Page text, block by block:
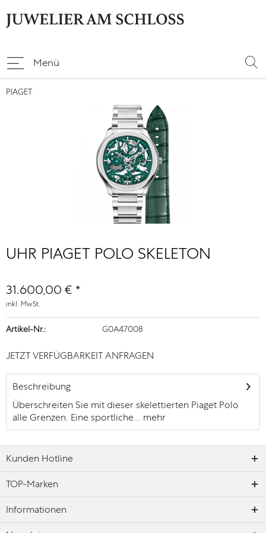
Menü
PIAGET
UHR PIAGET POLO SKELETON
31.600,00 € *
inkl. MwSt.
Artikel-Nr.: G0A47008
JETZT VERFÜGBARKEIT ANFRAGEN
Beschreibung
Überschreiten Sie mit dieser skelettierten Piaget Polo
alle Grenzen. Eine sportliche... mehr
Kunden Hotline
TOP-Marken
Informationen